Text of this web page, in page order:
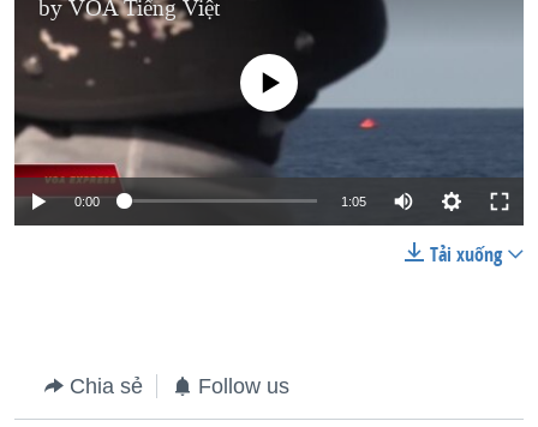
byVOA Tiếng Việt
No media source currently available
0:00 1:05
Tải xuống
Chia sẻ Follow us